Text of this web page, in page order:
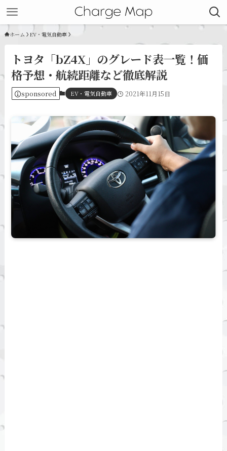
ホーム EV・電気自動車
トヨタ「bZ4X」のグレード表一覧！価
格予想・航続距離など徹底解説
sponsored EV・電気自動車 2021年11月15日